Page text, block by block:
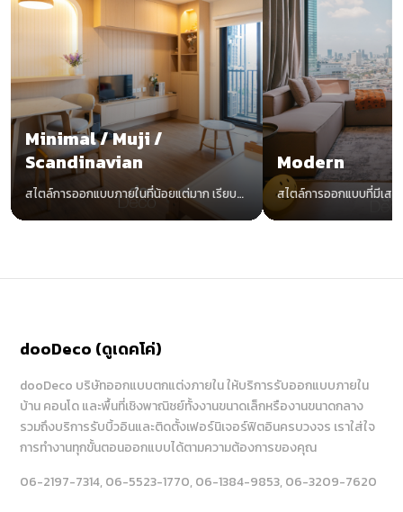
Minimal / Muji /
Scandinavian
สไตล์การออกแบบภายในที่น้อยแต่มาก เรียบ
แต่ง่าย อบอุ่นด้วยโทนสีขาวและไม้
Modern
สไตล์การออกแบบที่มีเสน่
ทันสมัย น่าค้นหา ไม่มีตก
dooDeco (ดูเดคโค่)
dooDeco บริษัทออกแบบตกแต่งภายใน ให้บริการรับออกแบบภายใน
บ้าน คอนโด และพื้นที่เชิงพาณิชย์ทั้งงานขนาดเล็กหรืองานขนาดกลาง
รวมถึงบริการรับบิ้วอินและติดตั้งเฟอร์นิเจอร์ฟิตอินครบวงจร เราใส่ใจ
การทำงานทุกขั้นตอนออกแบบได้ตามความต้องการของคุณ
06-2197-7314, 06-5523-1770, 06-1384-9853, 06-3209-7620